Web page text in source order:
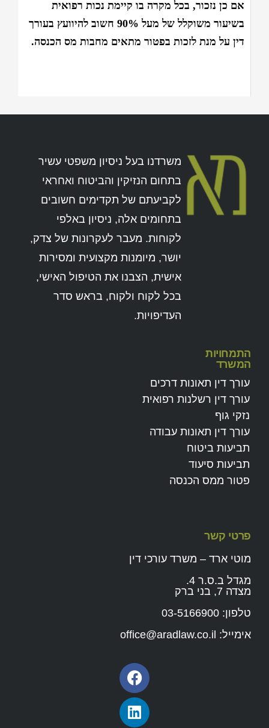
אם כן נזכור, בכל מקרה בו קיימת נכות רפואית
בשיעור משוקלל של מעל 90% חשוב להיוועץ בעורך
דין על מנת לזכות בפטור מתאים מחבות מס הכנסה.
משרדנו בעל ניסיון משפטי עשיר
בתחום הנזיקין והביטוח ואחראי
לקביעתם של תקדימים חשובים
בתחומים אלה, ניסיון באלפי
לקוחות. מעבר לעקרונות של צדק,
יושר, מיומנות מקצועית ומסירות
אישית, הצבנו את הטיפול האישי,
בכל לקוח ולקוח, בראש סדר
העדיפויות.
התמחויות
המשרד
עורך דין תאונות דרכים
עורך דין רשלנות רפואית
נזקי גוף
עורך דין תאונות עבודה
תביעות ביטוח
תביעות סיעוד
פטור ממס הכנסה
פרטי קשר
מוטי ארד – משרד עורכי דין
מגדל ב.ס.ר 4.
מצדה 7, בני ברק
טלפון: 03-5166900
אימייל: office@aradlaw.co.il